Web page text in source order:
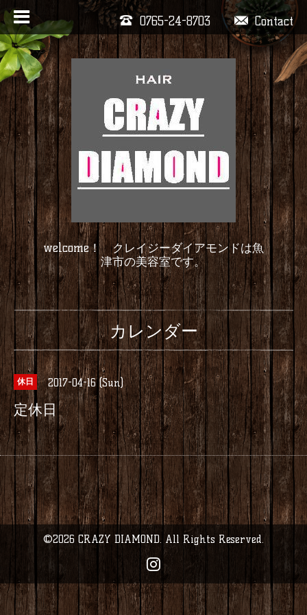
Contact
0765-24-8703
welcome！ クレイジーダイアモンドは魚
津市の美容室です。
カレンダー
休日 2017-04-16 (Sun)
定休日
©2026 CRAZY DIAMOND. All Rights Reserved.